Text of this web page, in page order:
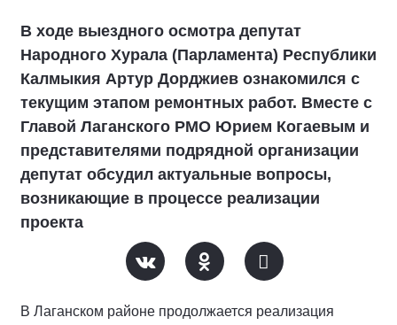
В ходе выездного осмотра депутат
Народного Хурала (Парламента) Республики
Калмыкия Артур Дорджиев ознакомился с
текущим этапом ремонтных работ. Вместе с
Главой Лаганского РМО Юрием Когаевым и
представителями подрядной организации
депутат обсудил актуальные вопросы,
возникающие в процессе реализации
проекта
В Лаганском районе продолжается реализация